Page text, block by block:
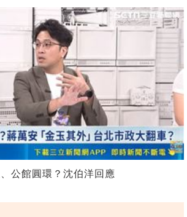
公館圓環？沈伯洋回應